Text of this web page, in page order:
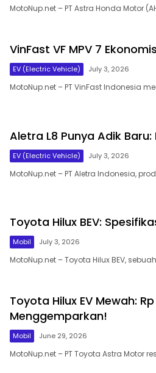
MotoNup.net – PT Astra Honda Motor
VinFast VF MPV 7
EV (Electric Vehicle) July 3, 2026
MotoNup.net – PT VinFast Indonesia
Aletra L8 Punya Adik Baru:
EV (Electric Vehicle) July 3, 2026
MotoNup.net – PT Aletra Indonesia,
Toyota Hilux BEV:
Mobil July 3, 2026
MotoNup.net – Toyota Hilux BEV,
Toyota Hilux EV Mewah:
Menggemparkan!
Mobil June 29, 2026
MotoNup.net – PT Toyota Astra Motor